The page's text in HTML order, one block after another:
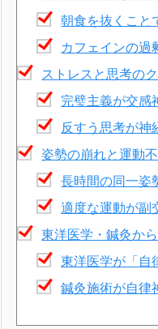
朝食を抜くこと
カフェインの過
ストレスと思考の
完璧主義が交感
反すう思考が神
姿勢の崩れと運動
長時間の同一姿
適度な運動が副
東洋医学・鍼灸か
東洋医学が「自
鍼灸施術が自律